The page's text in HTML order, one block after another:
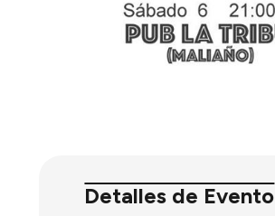
Detalles de Evento